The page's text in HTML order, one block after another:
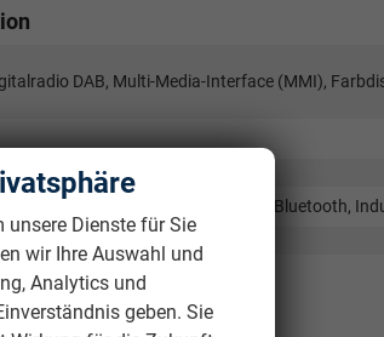
DAB, Multi-Media-Interface (MMI),
Freisprecheinrichtung, Bluetooth,
Cockpit)
unsere Dienste für Sie
wir Ihre Auswahl und
Analytics und
geben. Sie